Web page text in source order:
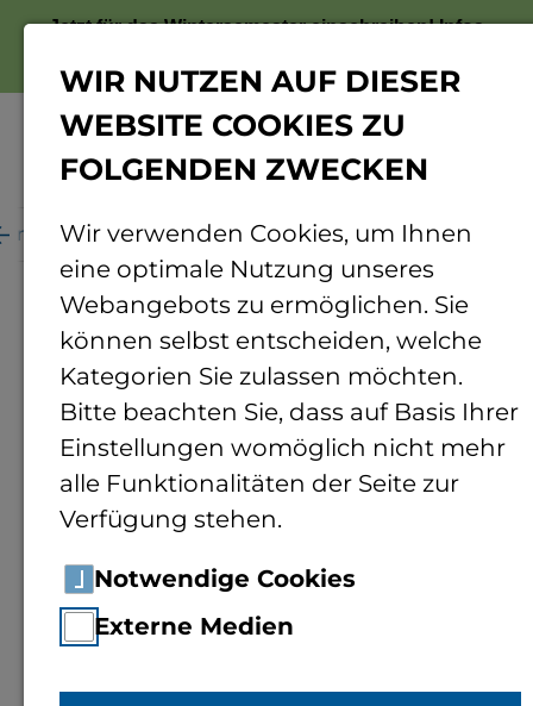
Jetzt für das Wintersemester einschreiben!Infos
Personenverzeichnis Personendetails
WIR NUTZEN AUF DIESER
WEBSITE COOKIES ZU
FOLGENDEN ZWECKEN
Wir verwenden Cookies, um Ihnen
eine optimale Nutzung unseres
Webangebots zu ermöglichen. Sie
können selbst entscheiden, welche
Kategorien Sie zulassen möchten.
Bitte beachten Sie, dass auf Basis Ihrer
Einstellungen womöglich nicht mehr
alle Funktionalitäten der Seite zur
Verfügung stehen.
Notwendige Cookies
Externe Medien